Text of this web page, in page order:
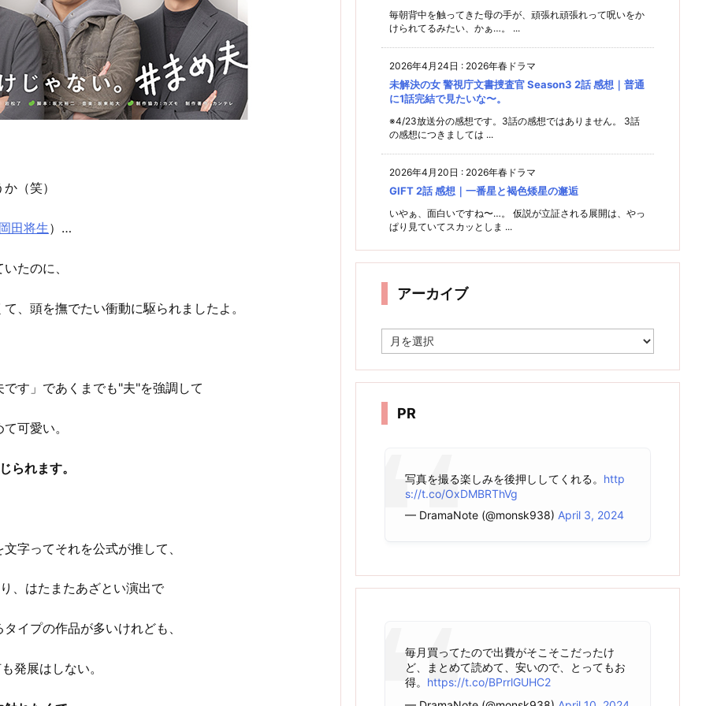
（笑）
田将生）…
たのに、
、頭を撫でたい衝動に駆られましたよ。
す」であくまでも"夫"を強調して
可愛い。
られます。
字ってそれを公式が推して、
、はたまたあざとい演出で
イプの作品が多いけれども、
発展はしない。
毎朝背中を触ってきた母の手が、頑張れ頑張れって呪いをか
けられてるみたい、かぁ…。 ...
2026年4月24日 : 2026年春ドラマ
未解決の女 警視庁文書捜査官 Season3 2話 感想｜普通
に1話完結で見たいな〜。
※4/23放送分の感想です。3話の感想ではありません。 3話
の感想につきましては ...
2026年4月20日 : 2026年春ドラマ
GIFT 2話 感想｜一番星と褐色矮星の邂逅
いやぁ、面白いですね〜…。 仮説が立証される展開は、やっ
ぱり見ていてスカッとしま ...
アーカイブ
ー
イ
PR
写真を撮る楽しみを後押ししてくれる。 http
s://t.co/OxDMBRThVg
— DramaNote (@monsk938) April 3, 2024
毎月買ってたので出費がそこそこだったけ
ど、まとめて読めて、安いので、とってもお
得。 https://t.co/BPrrlGUHC2